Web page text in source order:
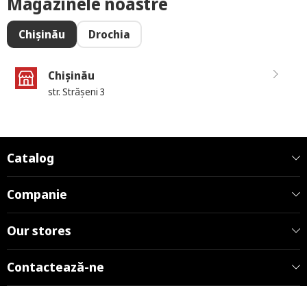
Chișinău Drochia
Chișinău
str. Strășeni 3
Catalog
Companie
Our stores
Contactează-ne